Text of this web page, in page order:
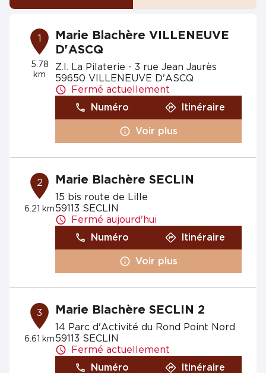
1
5.78
km
Marie Blachère VILLENEUVE
D'ASCQ
Z.I. La Pilaterie - 3 rue Jean Jaurès
59650 VILLENEUVE D'ASCQ
Fermé actuellement
Numéro
Itinéraire
Voir plus
2
6.21 km
Marie Blachère SECLIN
15 bis route de Lille
59113 SECLIN
Fermé aujourd'hui
Numéro
Itinéraire
Voir plus
3
6.61 km
Marie Blachère SECLIN 2
14 Parc d'Activité du Rond Point Nord
59113 SECLIN
Fermé actuellement
Numéro
Itinéraire